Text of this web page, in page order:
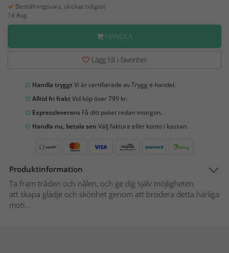
Beställningsvara, skickas tidigast
14 Aug
HANDLA
Lägg till i favoriter
Handla tryggtVi är certifierade av Trygg e-handel.
Alltid fri fraktVid köp över 799 kr.
Expressleverans Få ditt paket redan imorgon.
Handla nu, betala sen Välj faktura eller konto i kassan.
Produktinformation
Ta fram tråden och nålen, och ge dig själv möjligheten
att skapa glädje och skönhet genom att brodera detta härliga
moti...